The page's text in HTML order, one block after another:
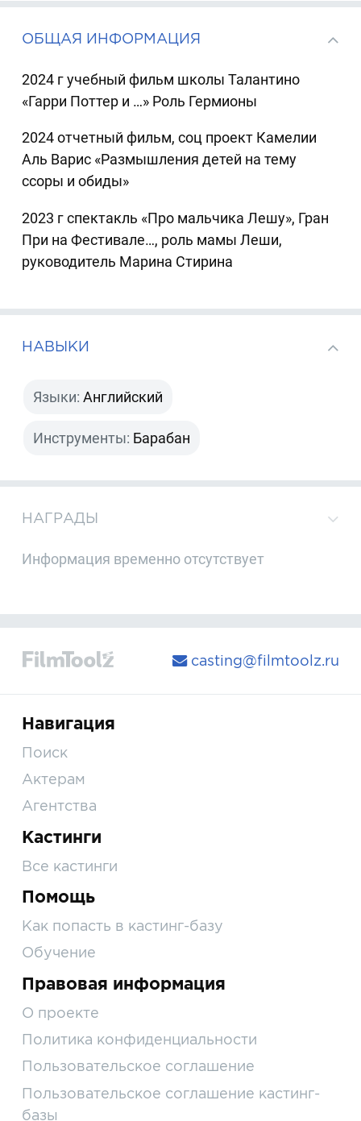
ОБЩАЯ ИНФОРМАЦИЯ
2024 г учебный фильм школы Талантино
«Гарри Поттер и …» Роль Гермионы
2024 отчетный фильм, соц проект Камелии
Аль Варис «Размышления детей на тему
ссоры и обиды»
2023 г спектакль «Про мальчика Лешу», Гран
При на Фестивале…, роль мамы Леши,
руководитель Марина Стирина
НАВЫКИ
Языки: Английский
Инструменты: Барабан
НАГРАДЫ
Информация временно отсутствует
casting@filmtoolz.ru
Навигация
Поиск
Актерам
Агентства
Кастинги
Все кастинги
Помощь
Как попасть в кастинг-базу
Обучение
Правовая информация
О проекте
Политика конфиденциальности
Пользовательское соглашение
Пользовательское соглашение кастинг-
базы